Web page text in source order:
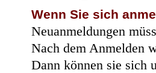
Wenn Sie sich
Neuanmeldungen
Nach dem Anmelden
Dann können sie sich